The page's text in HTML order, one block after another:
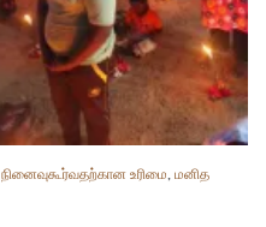
நினைவுகூர்வதற்கான உரிமை, மனித